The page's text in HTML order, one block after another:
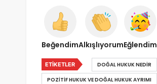
BeğendimAlkışlıyorumEğlendim
ETIKETLER DOĞAL HUKUK NEDIR
POZITIF HUKUK VE DOĞAL HUKUK AYRIMI